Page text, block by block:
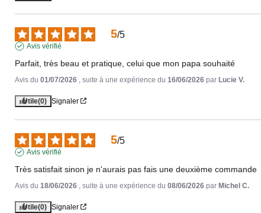
5/5
Avis vérifié
Parfait, très beau et pratique, celui que mon papa souhaité
Avis du 01/07/2026 , suite à une expérience du 16/06/2026 par Lucie V.
Utile(0) Signaler
5/5
Avis vérifié
Très satisfait sinon je n'aurais pas fais une deuxième commande
Avis du 18/06/2026 , suite à une expérience du 08/06/2026 par Michel C.
Utile(0) Signaler